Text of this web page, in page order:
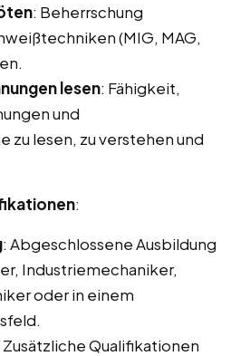
: Beherrschung
(MIG, MAG,
lesen: Fähigkeit,
und
zu lesen, zu verstehen und
:
: Abgeschlossene Ausbildung
Industriemechaniker,
oder in einem
Zusätzliche Qualifikationen